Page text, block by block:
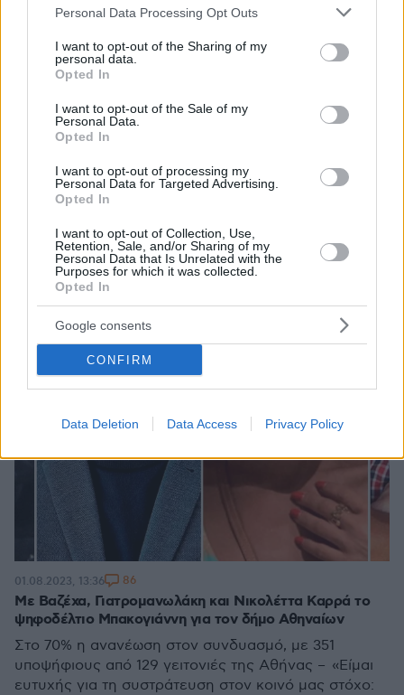
Please note that this website/app uses one or more Google
not limited to your visit or usage behaviour. You may click to
grant or deny consent to Google and its third-party tags to
use your data for below specified purposes in below Google
consent section.
Personal Data Processing Opt Outs
I want to opt-out of the Sharing of my
personal data.
Opted In
I want to opt-out of the Sale of my
Personal Data.
Opted In
I want to opt-out of processing my
Personal Data for Targeted Advertising.
Opted In
I want to opt-out of Collection, Use,
Retention, Sale, and/or Sharing of my
Personal Data that Is Unrelated with the
Purposes for which it was collected.
Opted In
Google consents
CONFIRM
Data Deletion Data Access Privacy Policy
«Πράσινη» εξέδρα στο Ζηρίνειο - Λυμπερόπουλος,
Βαζέχα και Μπασίνας είδαν μαζί το Κηφισιά - Καλαμάτα
Οι δόξες του Παναθηναϊκού είδαν μαζί το παιχνίδι
της Super League 2
Με Βαζέχα, Γιατρομανωλάκη και Νικολέττα Καρρά το
ψηφοδέλτιο Μπακογιάννη για τον δήμο Αθηναίων
Στο 70% η ανανέωση στον συνδυασμό, με 351
υποψήφιους από 129 γειτονιές της Αθήνας – «Είμαι
ευτυχής για τη συστράτευση στον κοινό μας στόχο:
01.08.2023, 13:36 86